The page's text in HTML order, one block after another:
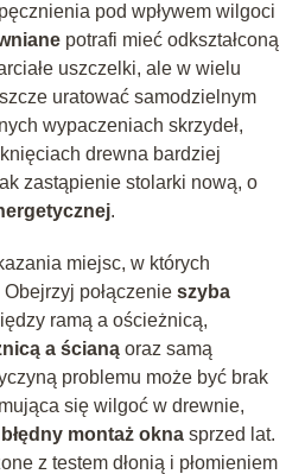
pod wpływem wilgoci
potrafi mieć odkształconą
uszczelki, ale w wielu
uratować samodzielnym
wypaczeniach skrzydeł,
drewna bardziej
zastąpienie stolarki nową, o
.
miejsc, w których
połączenie szyba
ramą a ościeżnicą,
a ścianąoraz samą
problemu może być brak
się wilgoć w drewnie,
błędny montaż oknasprzed lat.
z testem dłonią i płomieniem